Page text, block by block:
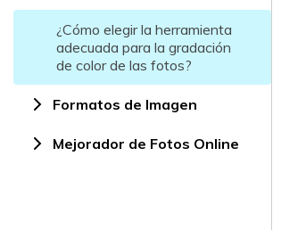
¿Cómo elegir la herramienta
adecuada para la gradación
de color de las fotos?
Formatos de Imagen
Mejorador de Fotos Online